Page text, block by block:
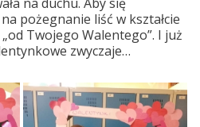
pożegnanie liść w kształcie
Twojego Walentego”. I już
zwyczaje…